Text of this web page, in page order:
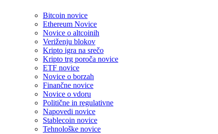
Bitcoin novice
Ethereum Novice
Novice o altcoinih
Veriženju blokov
Kripto igra na srečo
Kripto trg poroča novice
ETF novice
Novice o borzah
Finančne novice
Novice o vdoru
Politične in regulativne
Napovedi novice
Stablecoin novice
Tehnološke novice